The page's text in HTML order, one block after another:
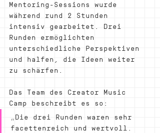
Mentoring-Sessions wurde
während rund 2 Stunden
intensiv gearbeitet. Drei
Runden ermöglichten
unterschiedliche Perspektiven
und halfen, die Ideen weiter
zu schärfen.
Das Team des Creator Music
Camp beschreibt es so:
„Die drei Runden waren sehr
facettenreich und wertvoll.